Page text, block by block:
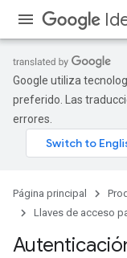
Google utiliza
preferido. Las
errores.
Página principal
Llaves de acceso